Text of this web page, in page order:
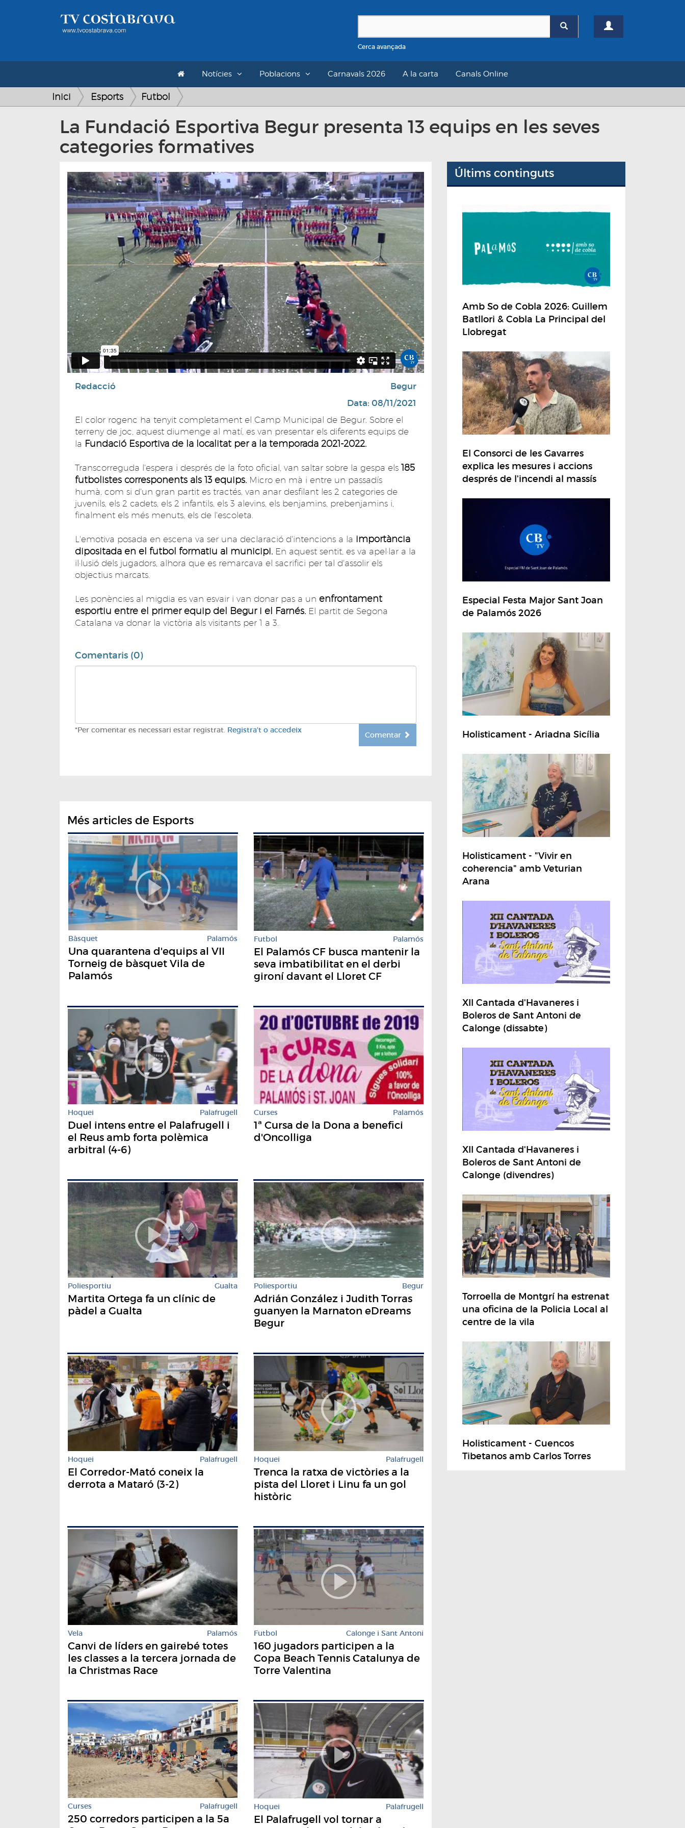
Cerca avançada
Notícies Poblacions Carnavals 2026 A la carta Canals Online
Inici Esports Futbol
La Fundació Esportiva Begur presenta 13 equips en les seves
categories formatives
Redacció
Begur
Data: 08/11/2021
El color rogenc ha tenyit completament el Camp Municipal de Begur. Sobre el
terreny de joc, aquest diumenge al matí, es van presentar els diferents equips de
la Fundació Esportiva de la localitat per a la temporada 2021-2022.
Transcorreguda l'espera i després de la foto oficial, van saltar sobre la gespa els 185
futbolistes corresponents als 13 equips. Micro en mà i entre un passadís
humà, com si d'un gran partit es tractés, van anar desfilant les 2 categories de
juvenils, els 2 cadets, els 2 infantils, els 3 alevins, els benjamins, prebenjamins i,
finalment els més menuts, els de l'escoleta.
L'emotiva posada en escena va ser una declaració d'intencions a la importància
dipositada en el futbol formatiu al municipi. En aquest sentit, es va apel·lar a la
il·lusió dels jugadors, alhora que es remarcava el sacrifici per tal d'assolir els
objectius marcats.
Les ponències al migdia es van esvair i van donar pas a un enfrontament
esportiu entre el primer equip del Begur i el Farnés. El partit de Segona
Catalana va donar la victòria als visitants per 1 a 3.
Comentaris (0)
*Per comentar es necessari estar registrat. Registra't o accedeix
Comentar
Més articles de Esports
Bàsquet Palamós
Una quarantena d'equips al VII
Torneig de bàsquet Vila de
Palamós
Futbol Palamós
El Palamós CF busca mantenir la
seva imbatibilitat en el derbi
gironí davant el Lloret CF
Hoquei Palafrugell
Duel intens entre el Palafrugell i
el Reus amb forta polèmica
arbitral (4-6)
Curses Palamós
1ª Cursa de la Dona a benefici
d'Oncolliga
Poliesportiu Gualta
Martita Ortega fa un clínic de
pàdel a Gualta
Poliesportiu Begur
Adrián González i Judith Torras
guanyen la Marnaton eDreams
Begur
Hoquei Palafrugell
El Corredor-Mató coneix la
derrota a Mataró (3-2)
Hoquei Palafrugell
Trenca la ratxa de victòries a la
pista del Lloret i Linu fa un gol
històric
Vela Palamós
Canvi de líders en gairebé totes
les classes a la tercera jornada de
la Christmas Race
Futbol Calonge i Sant Antoni
160 jugadors participen a la
Copa Beach Tennis Catalunya de
Torre Valentina
Curses Palafrugell
250 corredors participen a la 5a
Hoquei Palafrugell
El Palafrugell vol tornar a
Últims continguts
Amb So de Cobla 2026: Guillem
Batllori & Cobla La Principal del
Llobregat
El Consorci de les Gavarres
explica les mesures i accions
després de l'incendi al massís
Especial Festa Major Sant Joan
de Palamós 2026
Holisticament - Ariadna Sicília
Holisticament - "Vivir en
coherencia" amb Veturian
Arana
XII Cantada d'Havaneres i
Boleros de Sant Antoni de
Calonge (dissabte)
XII Cantada d'Havaneres i
Boleros de Sant Antoni de
Calonge (divendres)
Torroella de Montgrí ha estrenat
una oficina de la Policia Local al
centre de la vila
Holisticament - Cuencos
Tibetanos amb Carlos Torres